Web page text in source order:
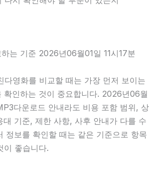
는 기준 2026년06월01일 11시17분
다영화를 비교할 때는 가장 먼저 보이는
확인하는 것이 중요합니다. 2026년06월
다운로드 안내라도 비용 포함 범위, 상
대 기준, 제한 사항, 사후 안내가 다를 수
정보를 확인할 때는 같은 기준으로 항목
이 좋습니다.